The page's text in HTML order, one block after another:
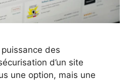
des
d’un site
une option, mais une